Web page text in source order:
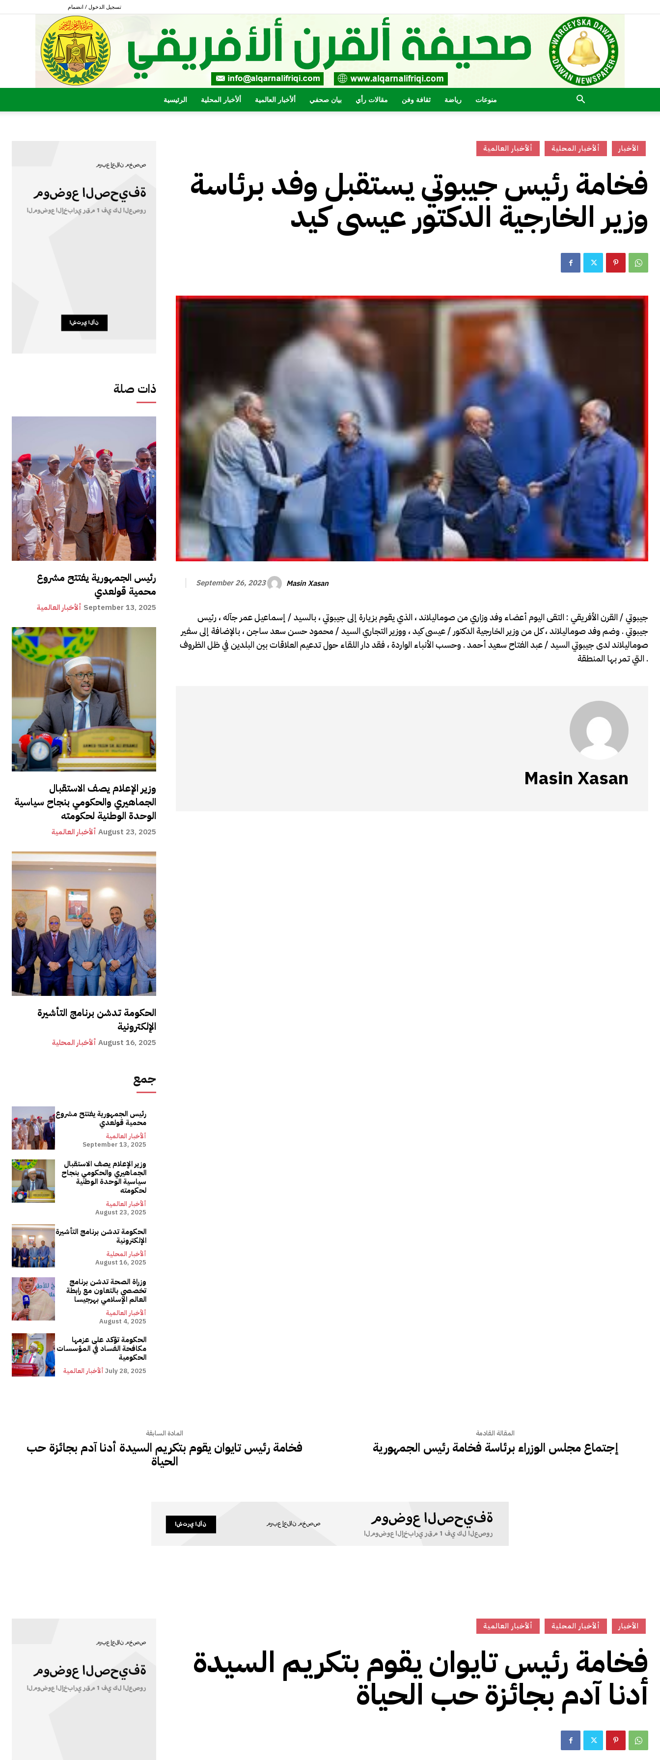
تسجيل الدخول / انضمام
الرئيسية ألأخبار المحلية ألأخبار العالمية بيان صحفي مقالات رأي ثقافة وفن رياضة منوعات
ذات صلة
رئيس الجمهورية يفتتح مشروع
محمية قولعدي
ألأخبار العالمية September 13, 2025
وزير الإعلام يصف الاستقبال
الجماهيري والحكومي بنجاح سياسية
الوحدة الوطنية لحكومته
ألأخبار العالمية August 23, 2025
الحكومة تدشن برنامج التأشيرة
الإلكترونية
ألأخبار المحلية August 16, 2025
جمع
رئيس الجمهورية يفتتح مشروع
محمية قولعدي
ألأخبار العالمية
September 13, 2025
وزير الإعلام يصف الاستقبال
الجماهيري والحكومي بنجاح
سياسية الوحدة الوطنية
لحكومته
ألأخبار العالمية
August 23, 2025
الحكومة تدشن برنامج التأشيرة
الإلكترونية
ألأخبار المحلية
August 16, 2025
وزراة الصحة تدشن برنامج
تخصصي بالتعاون مع رابطة
العالم الإسلامي بهرجيسا
ألأخبار العالمية
August 4, 2025
الحكومة تؤكد على عزمها
مكافحة الفساد في المؤسسات
الحكومية
ألأخبار العالمية July 28, 2025
ألأخبار العالمية ألأخبار المحلية الأخبار
فخامة رئيس جيبوتي يستقبل وفد برئاسة
وزير الخارجية الدكتور عيسى كيد
September 26, 2023 Masin Xasan
جيبوتي / القرن الأفريقي : التقى اليوم أعضاء وفد وزاري من صوماليلاند ، الذي يقوم بزيارة إلى جيبوتي ، بالسيد / إسماعيل عمر جآله ، رئيس
جيبوتي . وضم وفد صوماليلاند ، كل من وزير الخارجية الدكتور / عيسى كيد ، ووزير التجاري السيد / محمود حسن سعد ساجن ، بالإضافة إلى سفير
صوماليلاند لدى جيبوتي السيد / عبد الفتاح سعيد أحمد . وحسب الأنباء الواردة ، فقد دار اللقاء حول تدعيم العلاقات بين البلدين في ظل الظروف
التي تمر بها المنطقة .
Masin Xasan
المادة السابقة
فخامة رئيس تايوان يقوم بتكريم السيدة أدنا آدم بجائزة حب
الحياة
المقالة القادمة
إجتماع مجلس الوزراء برئاسة فخامة رئيس الجمهورية